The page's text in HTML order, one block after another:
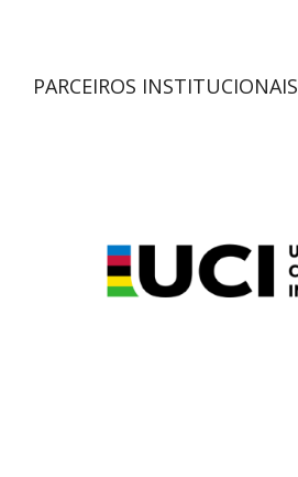
PARCEIROS INSTITUCIONAIS